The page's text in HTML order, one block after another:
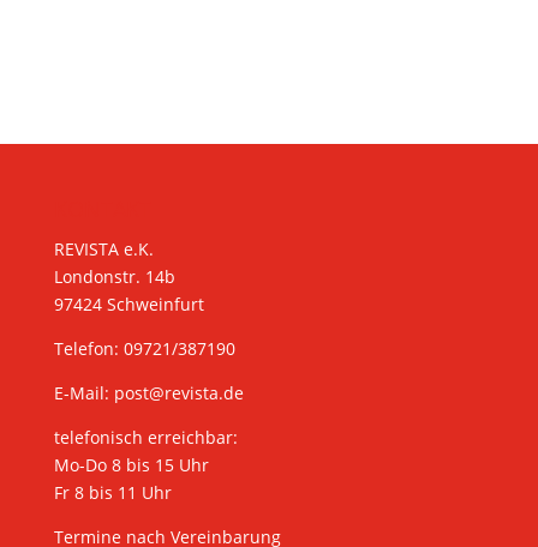
REVISTA e.K.
Londonstr. 14b
97424 Schweinfurt
Telefon: 09721/387190
E-Mail: post@revista.de
telefonisch erreichbar:
Mo-Do 8 bis 15 Uhr
Fr 8 bis 11 Uhr
Termine nach Vereinbarung